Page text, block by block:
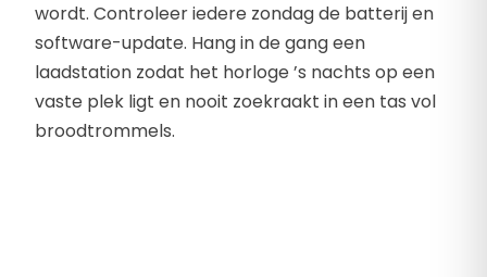
wordt. Controleer iedere zondag de batterij en
software-update. Hang in de gang een
laadstation zodat het horloge ’s nachts op een
vaste plek ligt en nooit zoekraakt in een tas vol
broodtrommels.